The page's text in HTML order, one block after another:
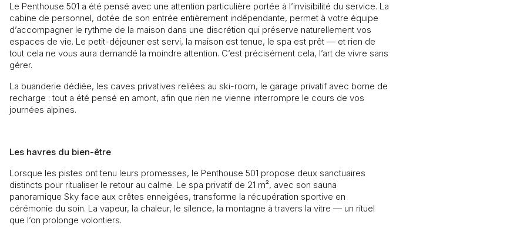
Le Penthouse 501 a été pensé avec une attention particulière portée à l’invisibilité du service. La
cabine de personnel, dotée de son entrée entièrement indépendante, permet à votre équipe
d’accompagner le rythme de la maison dans une discrétion qui préserve naturellement vos
espaces de vie. Le petit-déjeuner est servi, la maison est tenue, le spa est prêt — et rien de
tout cela ne vous aura demandé la moindre attention. C’est précisément cela, l’art de vivre sans
gérer.
La buanderie dédiée, les caves privatives reliées au ski-room, le garage privatif avec borne de
recharge : tout a été pensé en amont, afin que rien ne vienne interrompre le cours de vos
journées alpines.
Les havres du bien-être
Lorsque les pistes ont tenu leurs promesses, le Penthouse 501 propose deux sanctuaires
distincts pour ritualiser le retour au calme. Le spa privatif de 21 m², avec son sauna
panoramique Sky face aux crêtes enneigées, transforme la récupération sportive en
cérémonie du soin. La vapeur, la chaleur, le silence, la montagne à travers la vitre — un rituel
que l’on prolonge volontiers.